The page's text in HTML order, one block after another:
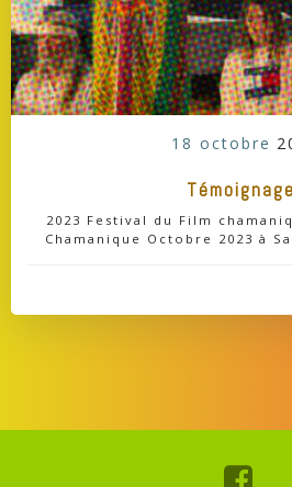
18 octobre
2023 Festival du Film
Chamanique Octobre 2023 à